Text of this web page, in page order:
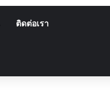
ติดต่อเรา